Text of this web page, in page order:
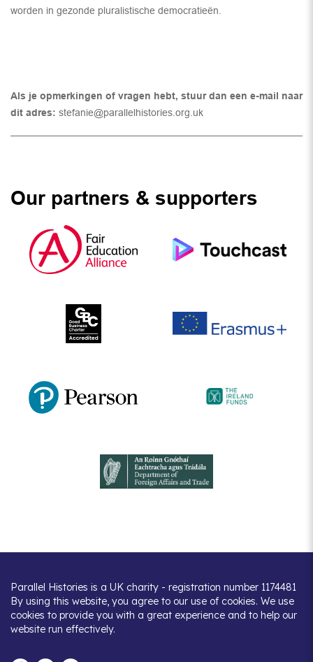
worden in gezonde pluralistische democratieën.
Als je opmerkingen of vragen hebt, stuur dan een e-mail naar
dit adres: stefanie@parallelhistories.org.uk
Our partners & supporters
Parallel Histories is a UK charity - registration number 1174481
By using this website, you agree to our use of cookies. We use
cookies to provide you with a great experience and to help our
website run effectively.